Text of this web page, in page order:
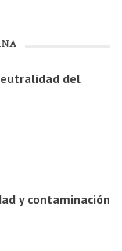
del
y contaminación